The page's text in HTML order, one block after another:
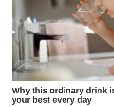
WN
KUNINGAN
WN
MAJALENGKA
WN
SUBANG